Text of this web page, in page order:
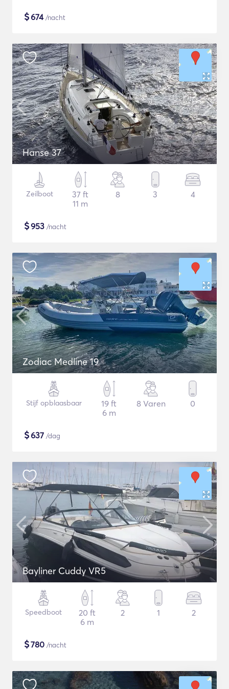
$674/nacht
Hanse 37
Zeilboot
37 ft
11 m
8 3 4
$953 /nacht
Zodiac Medline 19
Stijf opblaasbaar
19 ft
6 m
8 Varen 0
$637 /dag
Bayliner Cuddy VR5
Speedboot
20 ft
6 m
2 1 2
$780 /nacht